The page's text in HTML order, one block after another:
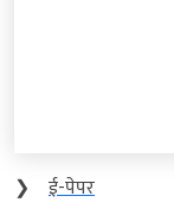
❯
ई-पेपर